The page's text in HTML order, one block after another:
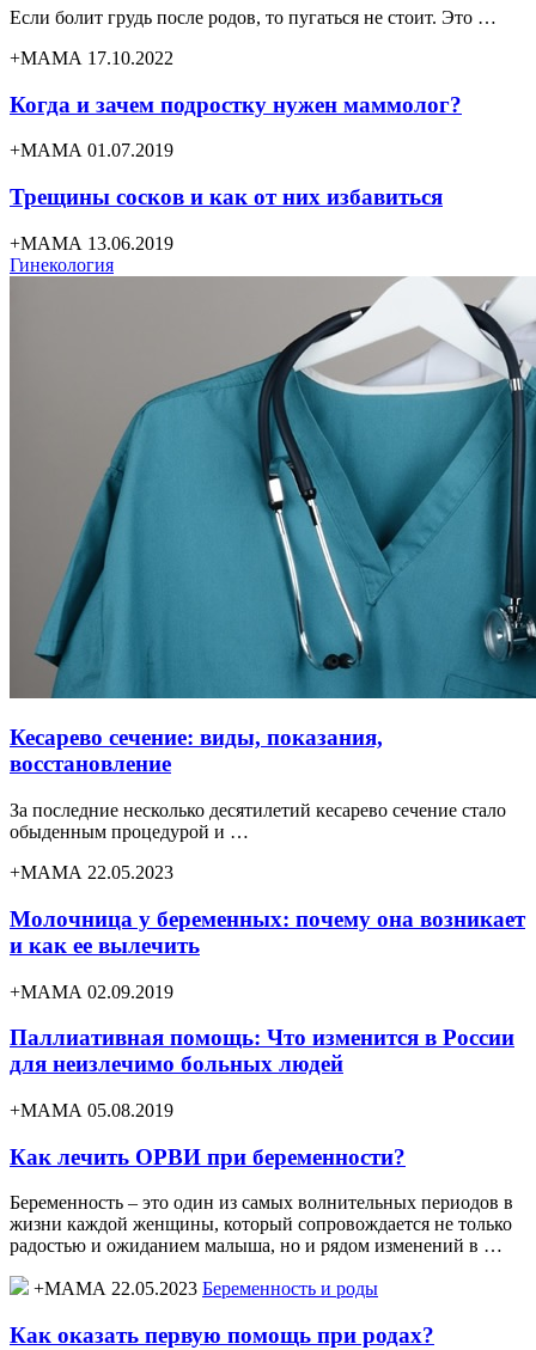
Если болит грудь после родов, то пугаться не стоит. Это …
+МАМА 17.10.2022
Когда и зачем подростку нужен маммолог?
+МАМА 01.07.2019
Трещины сосков и как от них избавиться
+МАМА 13.06.2019
Гинекология
Кесарево сечение: виды, показания,
восстановление
За последние несколько десятилетий кесарево сечение стало
обыденным процедурой и …
+МАМА 22.05.2023
Молочница у беременных: почему она возникает
и как ее вылечить
+МАМА 02.09.2019
Паллиативная помощь: Что изменится в России
для неизлечимо больных людей
+МАМА 05.08.2019
Как лечить ОРВИ при беременности?
Беременность – это один из самых волнительных периодов в
жизни каждой женщины, который сопровождается не только
радостью и ожиданием малыша, но и рядом изменений в …
+МАМА 22.05.2023 Беременность и роды
Как оказать первую помощь при родах?